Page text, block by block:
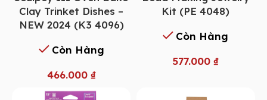
Clay Trinket Dishes –
NEW 2024 (K3 4096)
Còn Hàng
466.000 ₫
Kit (PE 4048)
Còn Hàng
577.000₫